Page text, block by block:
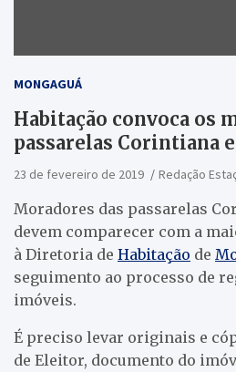
MONGAGUÁ
Habitação convoca os
passarelas Corintiana
23 de fevereiro de 2019 Redação
Moradores das passarelas
devem comparecer com a
à Diretoria de Habitação de
seguimento ao processo de
imóveis.
É preciso levar originais e
de Eleitor, documento do